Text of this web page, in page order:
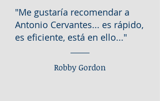
"Me gustaría recomendar a
Antonio Cervantes... es rápido,
es eficiente, está en ello..."
Robby Gordon